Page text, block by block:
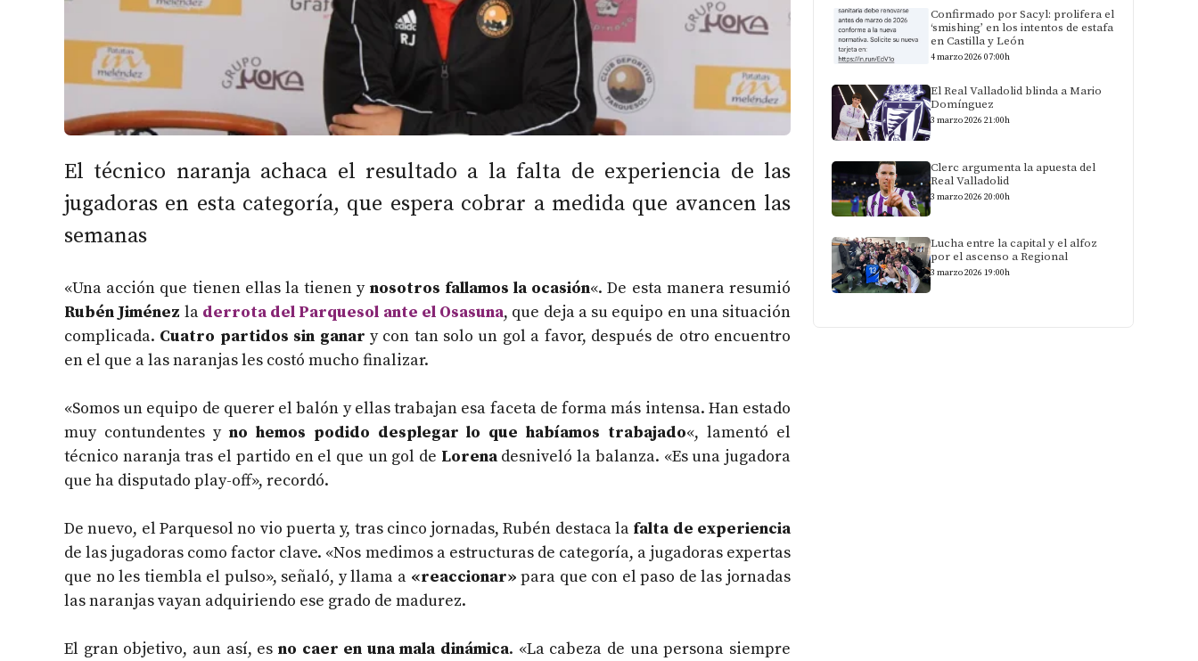
El técnico naranja achaca el resultado a la falta de experiencia de las
jugadoras en esta categoría, que espera cobrar a medida que avancen las
semanas
«Una acción que tienen ellas la tienen y nosotros fallamos la ocasión«. De esta manera resumió
Rubén Jiménez la derrota del Parquesol ante el Osasuna, que deja a su equipo en una situación
complicada. Cuatro partidos sin ganar y con tan solo un gol a favor, después de otro encuentro
en el que a las naranjas les costó mucho finalizar.
«Somos un equipo de querer el balón y ellas trabajan esa faceta de forma más intensa. Han estado
muy contundentes y no hemos podido desplegar lo que habíamos trabajado«, lamentó el
técnico naranja tras el partido en el que un gol de Lorenadesniveló la balanza. «Es una jugadora
que ha disputado play-off», recordó.
De nuevo, el Parquesol no vio puerta y, tras cinco jornadas, Rubén destaca la falta de experiencia
de las jugadoras como factor clave. «Nos medimos a estructuras de categoría, a jugadoras expertas
que no les tiembla el pulso», señaló, y llama a «reaccionar» para que con el paso de las jornadas
las naranjas vayan adquiriendo ese grado de madurez.
El gran objetivo, aun así, es no caer en una mala dinámica. «La cabeza de una persona siempre
Confirmado por Sacyl: prolifera el
‘smishing’ en los intentos de estafa
en Castilla y León
4 marzo 2026 07:00h
El Real Valladolid blinda a Mario
Domínguez
3 marzo 2026 21:00h
Clerc argumenta la apuesta del
Real Valladolid
3 marzo 2026 20:00h
Lucha entre la capital y el alfoz
por el ascenso a Regional
3 marzo 2026 19:00h